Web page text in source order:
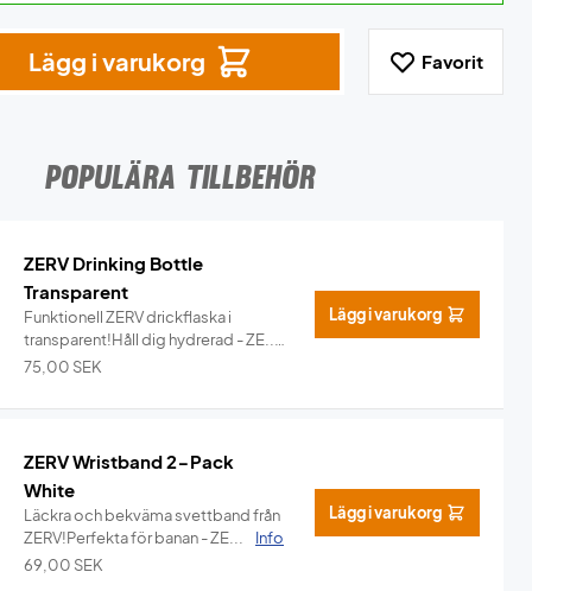
Lägg i varukorg Favorit
POPULÄRA TILLBEHÖR
ZERV Drinking Bottle
Transparent
Funktionell ZERV drickflaska i
transparent!Håll dig hydrerad - ZE...
Info
75,00 SEK
Lägg i varukorg
ZERV Wristband 2-Pack
White
Läckra och bekväma svettband från
ZERV!Perfekta för banan - ZE...
Info
69,00 SEK
Lägg i varukorg